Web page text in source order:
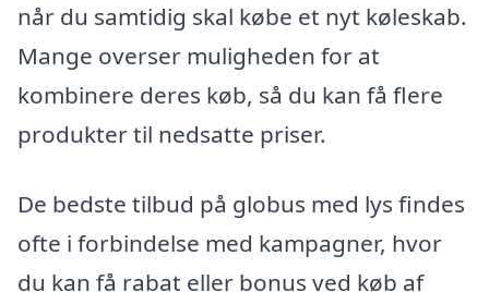
når du samtidig skal købe et nyt køleskab.
Mange overser muligheden for at
kombinere deres køb, så du kan få flere
produkter til nedsatte priser.
De bedste tilbud på globus med lys findes
ofte i forbindelse med kampagner, hvor
du kan få rabat eller bonus ved køb af